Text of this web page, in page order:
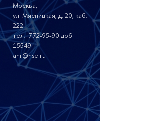
Москва,
ул. Мясницкая, д. 20, каб.
222
тел.: 772-95-90 доб.
15549
anr@hse.ru